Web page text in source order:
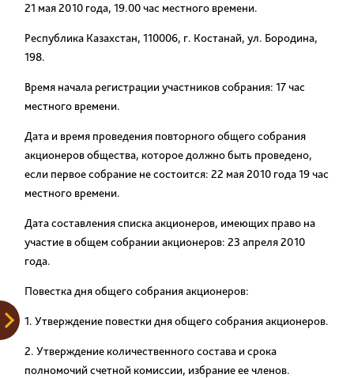
21 мая 2010 года, 19.00 час местного времени.
Республика Казахстан, 110006, г. Костанай, ул. Бородина,
198.
Время начала регистрации участников собрания:17 час
местного времени.
Дата и время проведения повторного общего собрания
акционеров общества, которое должно быть проведено,
если первое собрание не состоится:22 мая 2010 года 19 час
местного времени.
Дата составления списка акционеров, имеющих право на
участие в общем собрании акционеров:23 апреля 2010
года.
Повестка дня общего собрания акционеров:
1. Утверждение повестки дня общего собрания акционеров.
2. Утверждение количественного состава и срока
полномочий счетной комиссии, избрание ее членов.